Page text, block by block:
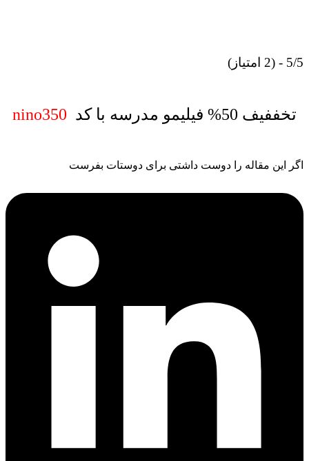
امتیاز)
تخففیف 50% فیلیمو مدرسه با کد nino350
این مقاله را دوست داشتی برای دوستات بفرست